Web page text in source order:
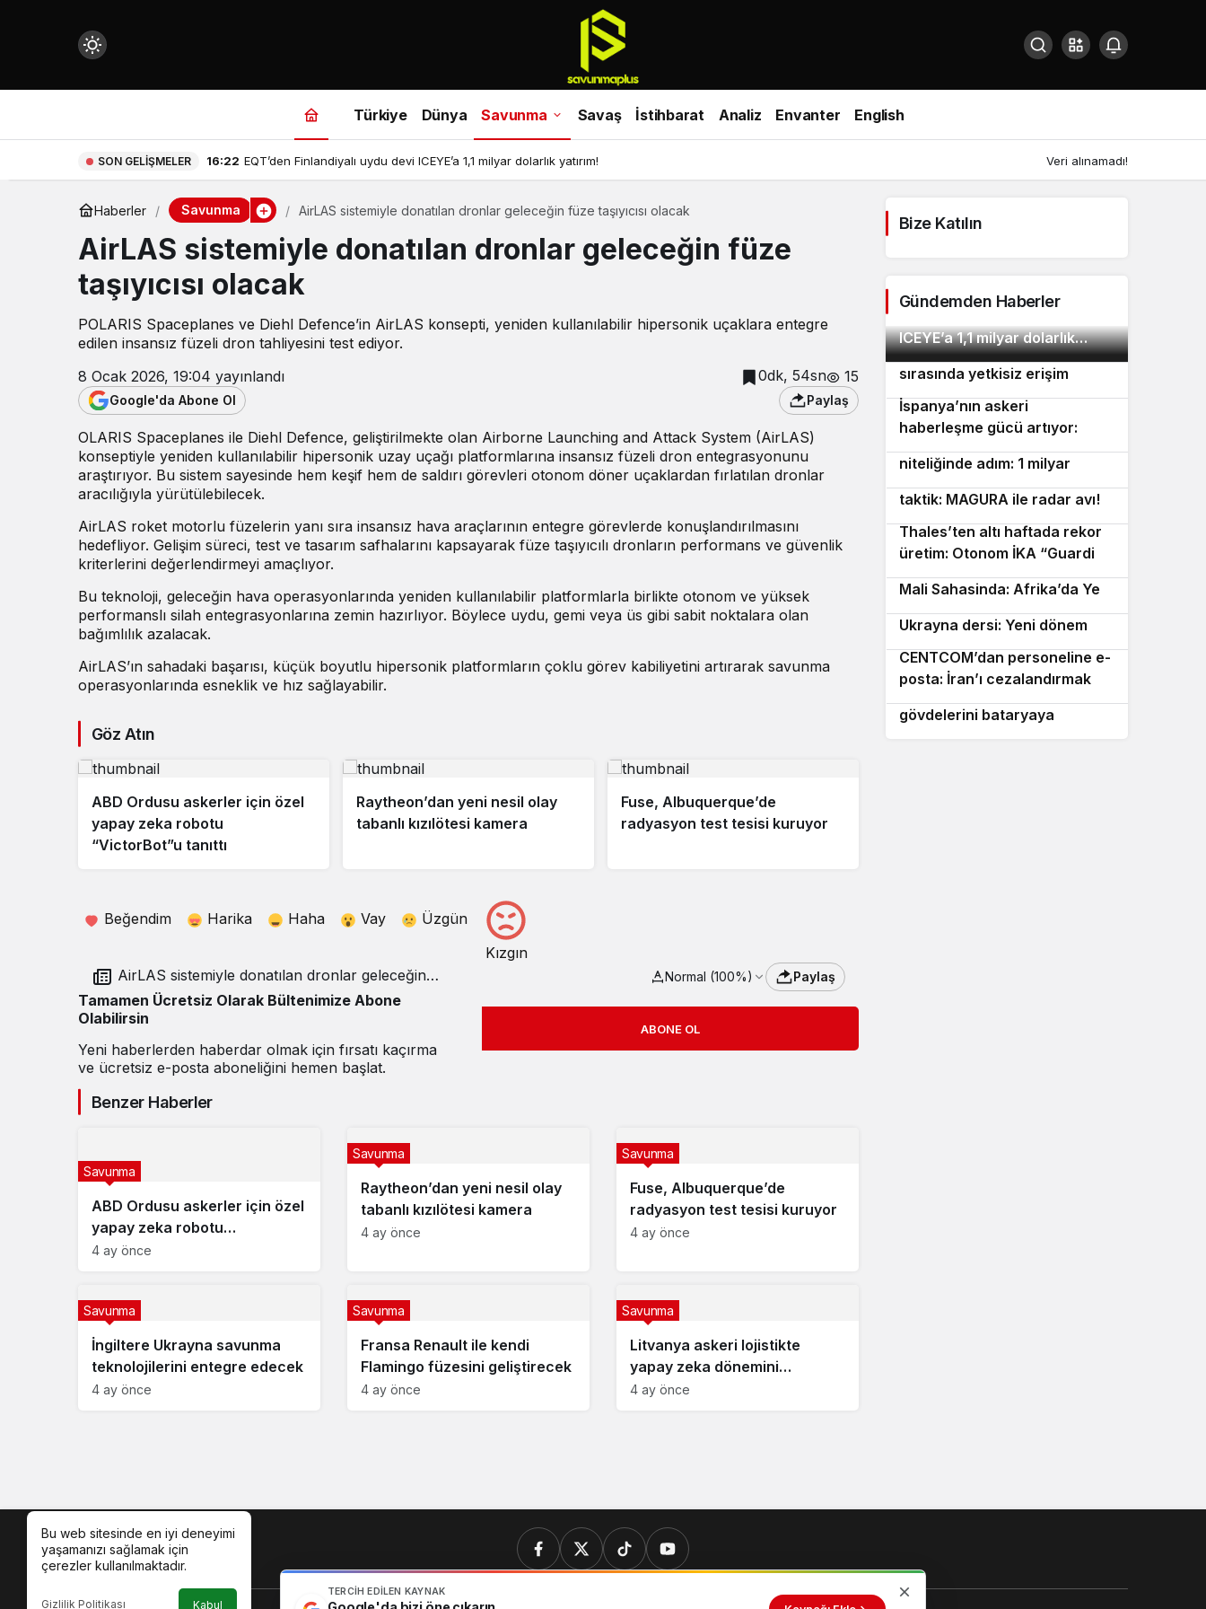
Mod
Türkiye Dünya Savunma Savaş İstihbarat Analiz Envanter English
SON GELIŞMELER 16:22 EQT’den Finlandiyalı uydu devi ICEYE’a 1,1 milyar dolarlık yatırım! Veri alınamadı!
Haberler Savunma AirLAS sistemiyle donatılan dronlar geleceğin füze taşıyıcısı olacak
AirLAS sistemiyle donatılan dronlar geleceğin füze
taşıyıcısı olacak
POLARIS Spaceplanes ve Diehl Defence’in AirLAS konsepti, yeniden kullanılabilir hipersonik uçaklara entegre
edilen insansız füzeli dron tahliyesini test ediyor.
8 Ocak 2026, 19:04 yayınlandı 0dk, 54sn 15
Google'da Abone Ol Paylaş
OLARIS Spaceplanes ile Diehl Defence, geliştirilmekte olan Airborne Launching and Attack System (AirLAS)
konseptiyle yeniden kullanılabilir hipersonik uzay uçağı platformlarına insansız füzeli dron entegrasyonunu
araştırıyor. Bu sistem sayesinde hem keşif hem de saldırı görevleri otonom döner uçaklardan fırlatılan dronlar
aracılığıyla yürütülebilecek.
AirLAS roket motorlu füzelerin yanı sıra insansız hava araçlarının entegre görevlerde konuşlandırılmasını
hedefliyor. Gelişim süreci, test ve tasarım safhalarını kapsayarak füze taşıyıcılı dronların performans ve güvenlik
kriterlerini değerlendirmeyi amaçlıyor.
Bu teknoloji, geleceğin hava operasyonlarında yeniden kullanılabilir platformlarla birlikte otonom ve yüksek
performanslı silah entegrasyonlarına zemin hazırlıyor. Böylece uydu, gemi veya üs gibi sabit noktalara olan
bağımlılık azalacak.
AirLAS’ın sahadaki başarısı, küçük boyutlu hipersonik platformların çoklu görev kabiliyetini artırarak savunma
operasyonlarında esneklik ve hız sağlayabilir.
Göz Atın
ABD Ordusu askerler için özel
yapay zeka robotu
“VictorBot”u tanıttı
Raytheon’dan yeni nesil olay
tabanlı kızılötesi kamera
Fuse, Albuquerque’de
radyasyon test tesisi kuruyor
Beğendim Harika Haha Vay
Üzgün
Kızgın
füze taşıyıcısı olacak
Normal (100%) Paylaş
Tamamen Ücretsiz Olarak Bültenimize Abone
Olabilirsin
Yeni haberlerden haberdar olmak için fırsatı kaçırma
ve ücretsiz e-posta aboneliğini hemen başlat.
ABONE OL
Benzer Haberler
ABD Ordusu askerler için özel
yapay zeka robotu
“VictorBot”u tanıttı
Savunma
4 ay önce
Raytheon’dan yeni nesil olay
tabanlı kızılötesi kamera
Savunma
4 ay önce
Fuse, Albuquerque’de
radyasyon test tesisi kuruyor
Savunma
4 ay önce
İngiltere Ukrayna savunma
teknolojilerini entegre edecek
Savunma
4 ay önce
Fransa Renault ile kendi
Flamingo füzesini geliştirecek
Savunma
4 ay önce
Litvanya askeri lojistikte
yapay zeka dönemini
başlatıyor
Savunma
4 ay önce
Bize Katılın
Gündemden Haberler
ICEYE’a 1,1 milyar dolarlık
yatırım!
Anthropic modelleri test
sırasında yetkisiz erişim
sağladı
3
İspanya’nın askeri
haberleşme gücü artıyor:
SpainSat NG III yolda!
4
Ukrayna’dan devrim
niteliğinde adım: 1 milyar
dolarlık sipariş!
Ukrayna’dan Kırım’da yeni
taktik: MAGURA ile radar avı!
6
Thales’ten altı haftada rekor
üretim: Otonom İKA “Guardian
Angel” tanıtıldı!
7
Mali Sahasinda: Afrika’da Yeni
Dönem
Ukrayna dersi: Yeni dönem
başlıyor!
9
CENTCOM’dan personeline e-
posta: İran’ı cezalandırmak
için fikir arıyorlar!
10
gövdelerini bataryaya
Bu web sitesinde en iyi deneyimi
yaşamanızı sağlamak için
çerezler kullanılmaktadır.
Gizlilik Politikası Kabul
TERCIH EDILEN KAYNAK